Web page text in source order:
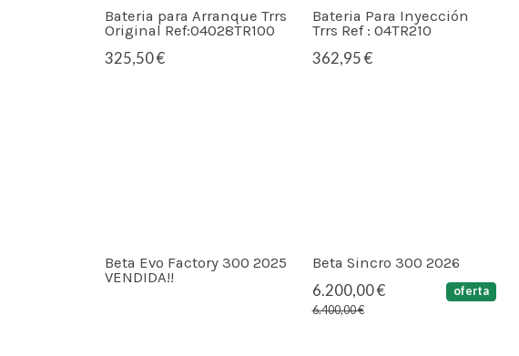
Bateria para Arranque Trrs
Original Ref:04028TR100
325,50 €
Bateria Para Inyección
Trrs Ref : 04TR210
362,95 €
Beta Evo Factory 300 2025
VENDIDA!!
Beta Sincro 300 2026
6.200,00 €
6.400,00 €
oferta